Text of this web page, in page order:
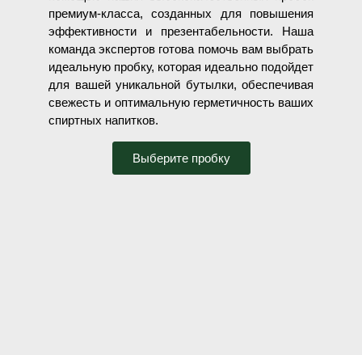
премиум-класса, созданных для повышения
эффективности и презентабельности. Наша
команда экспертов готова помочь вам выбрать
идеальную пробку, которая идеально подойдет
для вашей уникальной бутылки, обеспечивая
свежесть и оптимальную герметичность ваших
спиртных напитков.
Выберите пробку